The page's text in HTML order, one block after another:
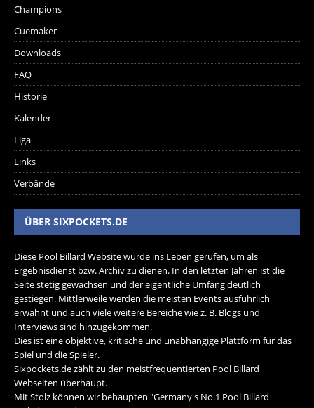
Champions
Cuemaker
Downloads
FAQ
Historie
Kalender
Liga
Links
Verbände
ÜBER SIXPOCKETS.DE
Diese Pool Billard Website wurde ins Leben gerufen, um als
Ergebnisdienst bzw. Archiv zu dienen. In den letzten Jahren ist die
Seite stetig gewachsen und der eigentliche Umfang deutlich
gestiegen. Mittlerweile werden die meisten Events ausführlich
erwähnt und auch viele weitere Bereiche wie z. B. Blogs und
Interviews sind hinzugekommen.
Dies ist eine objektive, kritische und unabhängige Plattform für das
Spiel und die Spieler.
Sixpockets.de zählt zu den meistfrequentierten Pool Billard
Webseiten überhaupt.
Mit Stolz können wir behaupten "Germany's No.1 Pool Billard